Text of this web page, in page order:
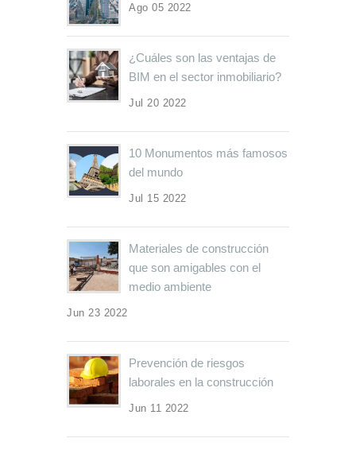
Ago 05 2022
¿Cuáles son las ventajas de
BIM en el sector inmobiliario?
Jul 20 2022
10 Monumentos más famosos
del mundo
Jul 15 2022
Materiales de construcción
que son amigables con el
medio ambiente
Jun 23 2022
Prevención de riesgos
laborales en la construcción
Jun 11 2022